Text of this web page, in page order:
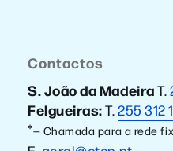
Contactos
S. João da MadeiraT.
Felgueiras:T.255 312
*— Chamada para a rede